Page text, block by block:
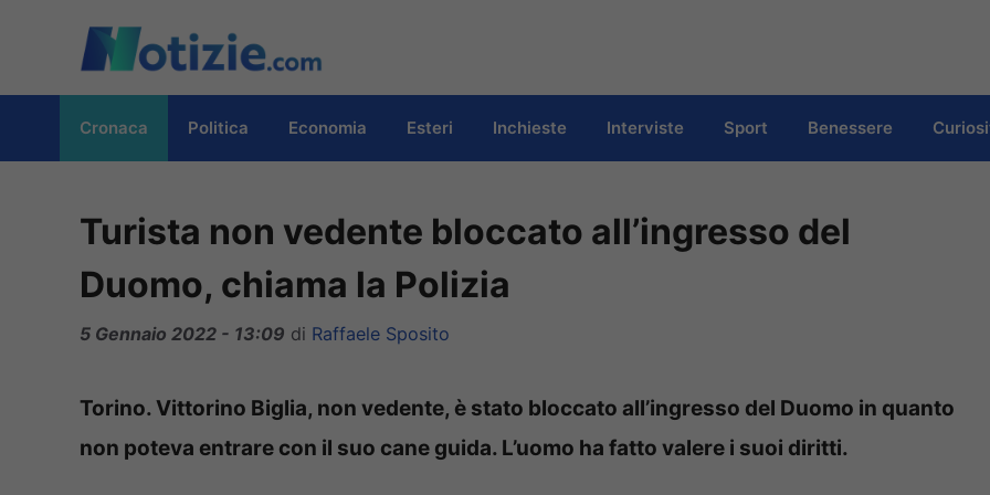
contenuto
Cronaca Politica Economia Esteri Inchieste Interviste Sport Benessere
Turista non vedente bloccato all’ingresso del
Duomo, chiama la Polizia
5 Gennaio 2022 - 13:09 di Raffaele Sposito
Torino. Vittorino Biglia, non vedente, è stato bloccato all’ingresso del Duomo in quanto
non poteva entrare con il suo cane guida. L’uomo ha fatto valere i suoi diritti.